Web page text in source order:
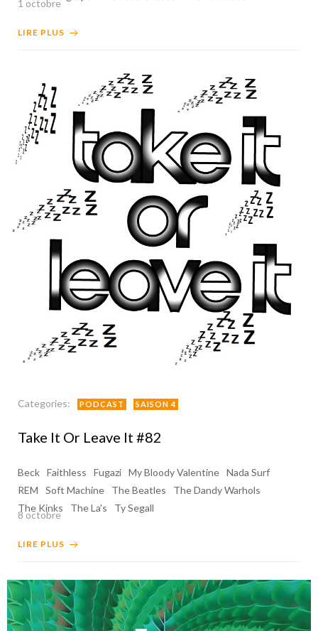
1 octobre
LIRE PLUS
Categories: PODCAST SAISON 4
Take It Or Leave It #82
Beck Faithless Fugazi My Bloody Valentine Nada Surf
REM
Soft Machine The Beatles
The Dandy Warhols
The Kinks
The La's Ty Segall
8 octobre
LIRE PLUS